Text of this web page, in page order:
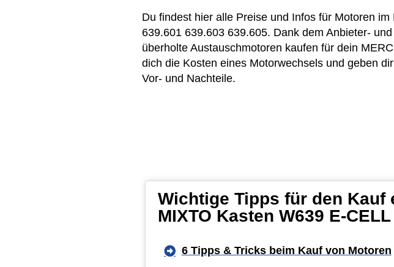
Du findest hier alle Preise und Infos für Motoren
639.601 639.603 639.605. Dank dem Anbieter-
überholte Austauschmotoren kaufen für dein
dich die Kosten eines Motorwechsels und geben
Vor- und Nachteile.
Wichtige Tipps für den Kauf
MIXTO Kasten W639 E-
6 Tipps & Tricks beim Kauf von Motoren